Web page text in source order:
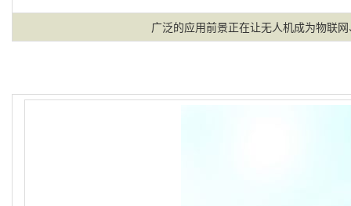
广泛的应用前景正在让无人机成为物联